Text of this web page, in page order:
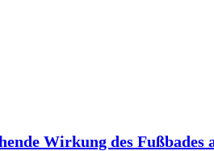
Wirkung des